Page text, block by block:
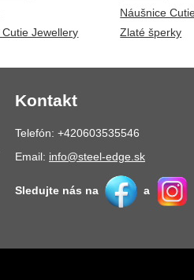
Jewellery
Náušnice
Zlaté šperky
Kontakt
Telefón: +420603535546
Email: info@steel-edge.sk
Sledujte nás na a